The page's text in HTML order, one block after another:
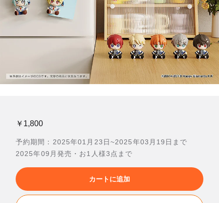
￥1,800
予約期間：2025年01月23日~2025年03月19日まで
2025年09月発売・お1人様3点まで
カートに追加